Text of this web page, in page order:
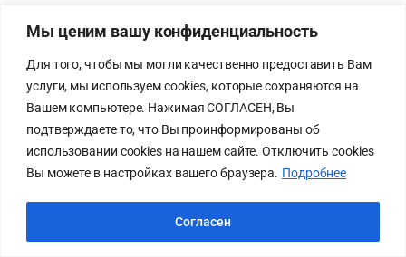
Мы ценим вашу конфиденциальность
Для того, чтобы мы могли качественно предоставить Вам
услуги, мы используем cookies, которые сохраняются на
Вашем компьютере. Нажимая СОГЛАСЕН, Вы
подтверждаете то, что Вы проинформированы об
использовании cookies на нашем сайте. Отключить cookies
Вы можете в настройках вашего браузера. Подробнее
Согласен